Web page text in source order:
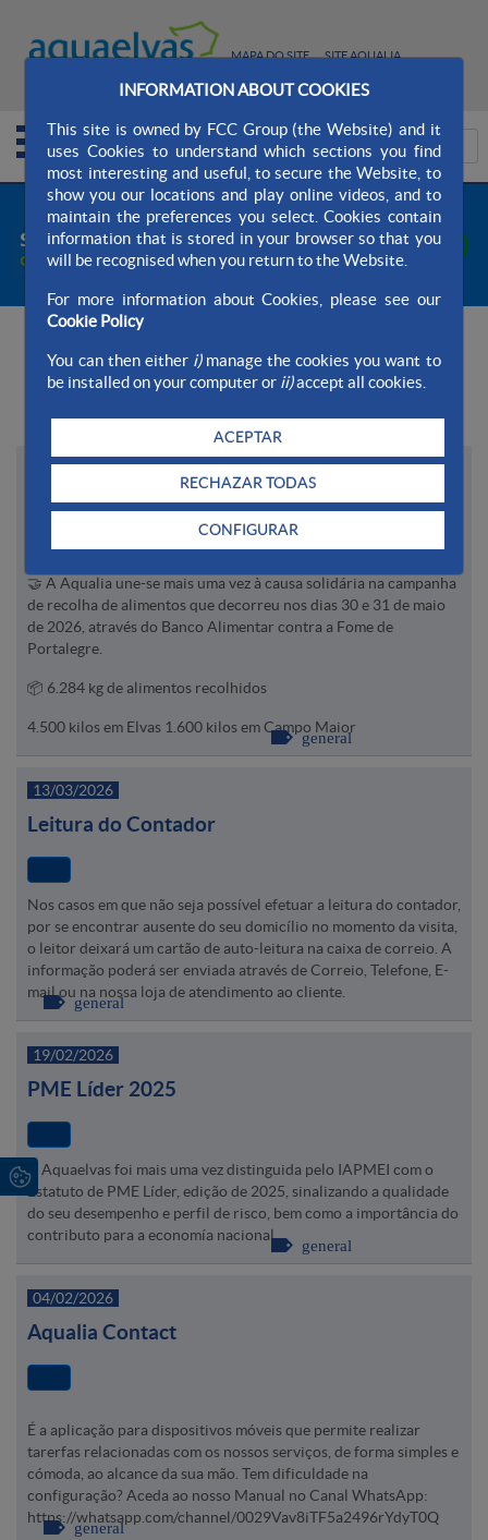
INFORMATION ABOUT COOKIES
This site is owned by FCC Group (the Website) and it
uses Cookies to understand which sections you find
most interesting and useful, to secure the Website, to
show you our locations and play online videos, and to
maintain the preferences you select. Cookies contain
information that is stored in your browser so that you
will be recognised when you return to the Website.
For more information about Cookies, please see our
Cookie Policy
You can then either i)manage the cookies you want to
be installed on your computer or ii)accept all cookies.
ACEPTAR
RECHAZAR TODAS
CONFIGURAR
MAPA DO SITE SITE AQUALIA
CONTATO
Últimas notícias
01/06/2026
Aqualia apoia Banco Alimentar de Portalegre
🤝 A Aqualia une-se mais uma vez à causa solidária na campanha
de recolha de alimentos que decorreu nos dias 30 e 31 de maio
de 2026, através do Banco Alimentar contra a Fome de
Portalegre.
📦 6.284 kg de alimentos recolhidos
4.500 kilos em Elvas 1.600 kilos em Campo Maior
general
13/03/2026
Leitura do Contador
Nos casos em que não seja possível efetuar a leitura do contador,
por se encontrar ausente do seu domicílio no momento da visita,
o leitor deixará um cartão de auto-leitura na caixa de correio. A
informação poderá ser enviada através de Correio, Telefone, E-
mail ou na nossa loja de atendimento ao cliente.
general
19/02/2026
PME Líder 2025
A Aquaelvas foi mais uma vez distinguida pelo IAPMEI com o
Estatuto de PME Líder, edição de 2025, sinalizando a qualidade
do seu desempenho e perfil de risco, bem como a importância do
contributo para a economía nacional.
general
04/02/2026
Aqualia Contact
É a aplicação para dispositivos móveis que permite realizar
tarerfas relacionadas com os nossos serviços, de forma simples e
cómoda, ao alcance da sua mão. Tem dificuldade na
configuração? Aceda ao nosso Manual no Canal WhatsApp:
https://whatsapp.com/channel/0029Vav8iTF5a2496rYdyT0Q
general